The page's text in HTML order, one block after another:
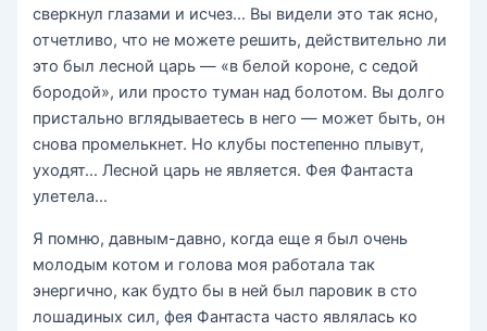
сверкнул глазами и исчез… Вы видели это так ясно,
отчетливо, что не можете решить, действительно ли
это был лесной царь — «в белой короне, с седой
бородой», или просто туман над болотом. Вы долго
пристально вглядываетесь в него — может быть, он
снова промелькнет. Но клубы постепенно плывут,
уходят… Лесной царь не является. Фея Фантаста
улетела…
Я помню, давным-давно, когда еще я был очень
молодым котом и голова моя работала так
энергично, как будто бы в ней был паровик в сто
лошадиных сил, фея Фантаста часто являлась ко